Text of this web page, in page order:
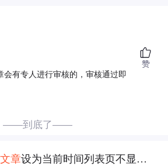
会有专人进行审核的，审核通过即
赞
——到底了——
文章设为当前时间列表页不显示